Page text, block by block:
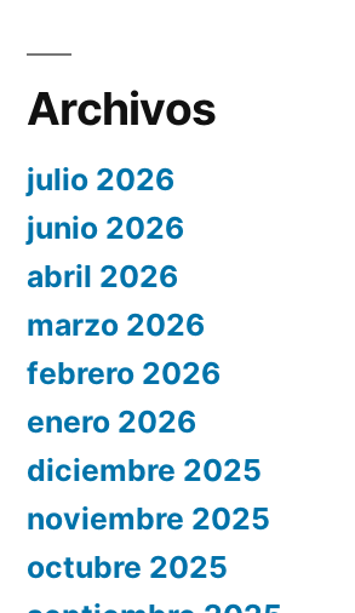
Archivos
julio 2026
junio 2026
abril 2026
marzo 2026
febrero 2026
enero 2026
diciembre 2025
noviembre 2025
octubre 2025